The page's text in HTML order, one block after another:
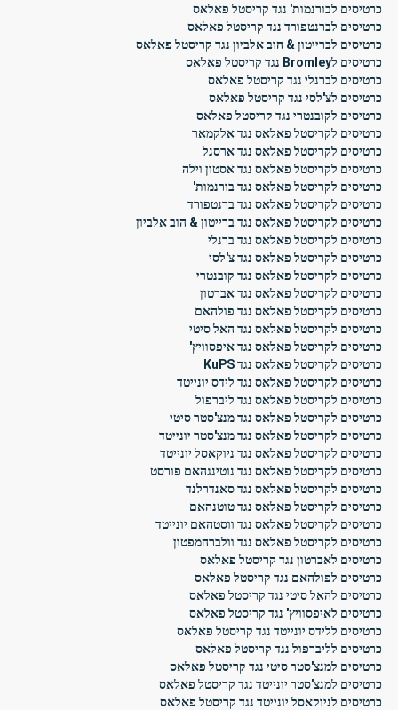
כרטיסים לבורנמות' נגד קריסטל פאלאס
כרטיסים לברנטפורד נגד קריסטל פאלאס
כרטיסים לברייטון & הוב אלביון נגד קריסטל פאלאס
כרטיסים לBromley נגד קריסטל פאלאס
כרטיסים לברנלי נגד קריסטל פאלאס
כרטיסים לצ'לסי נגד קריסטל פאלאס
כרטיסים לקובנטרי נגד קריסטל פאלאס
כרטיסים לקריסטל פאלאס נגד אלקמאר
כרטיסים לקריסטל פאלאס נגד ארסנל
כרטיסים לקריסטל פאלאס נגד אסטון וילה
כרטיסים לקריסטל פאלאס נגד בורנמות'
כרטיסים לקריסטל פאלאס נגד ברנטפורד
כרטיסים לקריסטל פאלאס נגד ברייטון & הוב אלביון
כרטיסים לקריסטל פאלאס נגד ברנלי
כרטיסים לקריסטל פאלאס נגד צ'לסי
כרטיסים לקריסטל פאלאס נגד קובנטרי
כרטיסים לקריסטל פאלאס נגד אברטון
כרטיסים לקריסטל פאלאס נגד פולהאם
כרטיסים לקריסטל פאלאס נגד האל סיטי
כרטיסים לקריסטל פאלאס נגד איפסוויץ'
כרטיסים לקריסטל פאלאס נגד KuPS
כרטיסים לקריסטל פאלאס נגד לידס יונייטד
כרטיסים לקריסטל פאלאס נגד ליברפול
כרטיסים לקריסטל פאלאס נגד מנצ'סטר סיטי
כרטיסים לקריסטל פאלאס נגד מנצ'סטר יונייטד
כרטיסים לקריסטל פאלאס נגד ניוקאסל יונייטד
כרטיסים לקריסטל פאלאס נגד נוטינגהאם פורסט
כרטיסים לקריסטל פאלאס נגד סאנדרלנד
כרטיסים לקריסטל פאלאס נגד טוטנהאם
כרטיסים לקריסטל פאלאס נגד ווסטהאם יונייטד
כרטיסים לקריסטל פאלאס נגד וולברהמפטון
כרטיסים לאברטון נגד קריסטל פאלאס
כרטיסים לפולהאם נגד קריסטל פאלאס
כרטיסים להאל סיטי נגד קריסטל פאלאס
כרטיסים לאיפסוויץ' נגד קריסטל פאלאס
כרטיסים ללידס יונייטד נגד קריסטל פאלאס
כרטיסים לליברפול נגד קריסטל פאלאס
כרטיסים למנצ'סטר סיטי נגד קריסטל פאלאס
כרטיסים למנצ'סטר יונייטד נגד קריסטל פאלאס
כרטיסים לניוקאסל יונייטד נגד קריסטל פאלאס